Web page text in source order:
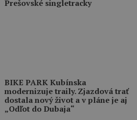
Prešovské singletracky
BIKE PARK Kubínska
modernizuje traily. Zjazdová trať
dostala nový život a v pláne je aj
„Odľot do Dubaja“